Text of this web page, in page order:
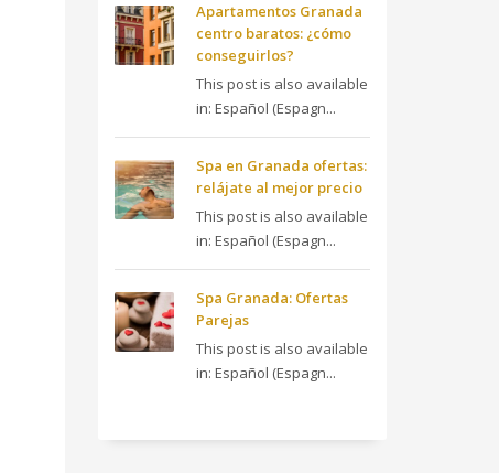
Apartamentos Granada
centro baratos: ¿cómo
conseguirlos?
This post is also available
in: Español (Espagn...
Spa en Granada ofertas:
relájate al mejor precio
This post is also available
in: Español (Espagn...
Spa Granada: Ofertas
Parejas
This post is also available
in: Español (Espagn...